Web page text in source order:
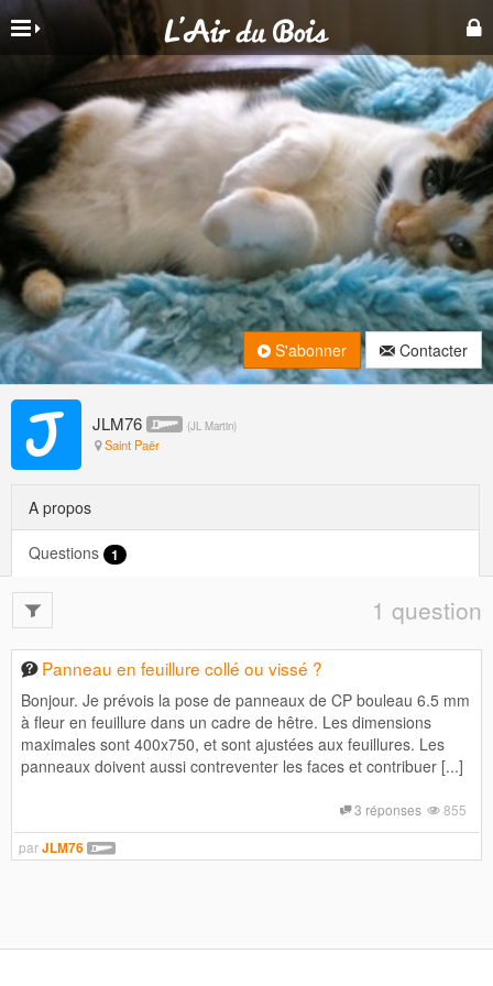
JLM76 (JL Martin)
Saint Paër
S'abonner Contacter
A propos
Questions 1
1 question
Panneau en feuillure collé ou vissé ?
Bonjour. Je prévois la pose de panneaux de CP bouleau 6.5 mm
à fleur en feuillure dans un cadre de hêtre. Les dimensions
maximales sont 400x750, et sont ajustées aux feuillures. Les
panneaux doivent aussi contreventer les faces et contribuer [...]
855
3 réponses
parJLM76